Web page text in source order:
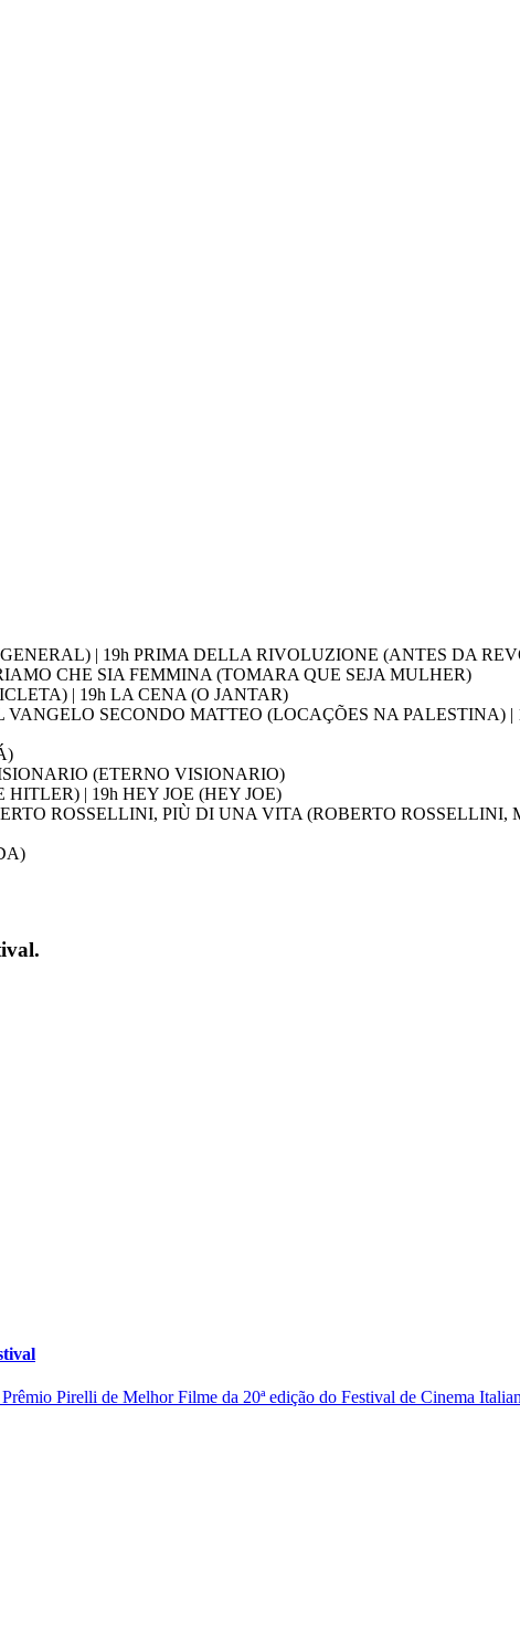
| 19h PRIMA DELLA RIVOLUZIONE (ANTES DA
CHE SIA FEMMINA (TOMARA QUE SEJA MULHER)
| 19h LA CENA (O JANTAR)
VANGELO SECONDO MATTEO (LOCAÇÕES NA
(ETERNO VISIONARIO)
| 19h HEY JOE (HEY JOE)
ROSSELLINI, PIÙ DI UNA VITA (ROBERTO
Pirelli de Melhor Filme da 20ª edição do Festival de Cinema